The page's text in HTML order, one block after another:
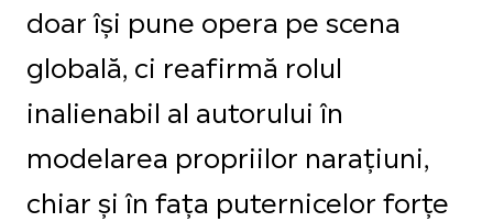
doar își pune opera pe scena
globală, ci reafirmă rolul
inalienabil al autorului în
modelarea propriilor narațiuni,
chiar și în fața puternicelor forțe